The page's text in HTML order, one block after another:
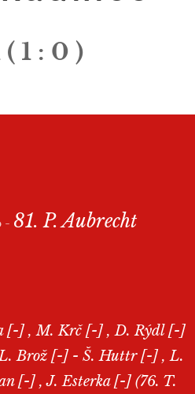
( 1 : 0 )
- 81. P. Aubrecht
[-] , M. Krč [-] , D. Rýdl [-]
Brož [-] - Š. Huttr [-] , L.
[-] , J. Esterka [-] (76. T.